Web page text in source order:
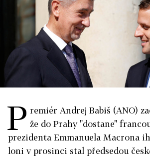
P remiér Andrej Babiš (ANO)
že do Prahy "dostane"
prezidenta Emmanuela Macrona
loni v prosinci stal předsedou